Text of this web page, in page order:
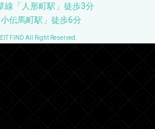
線「人形町駅」徒歩3分
伝馬町駅」徒歩6分
FIND All Right Reserved.